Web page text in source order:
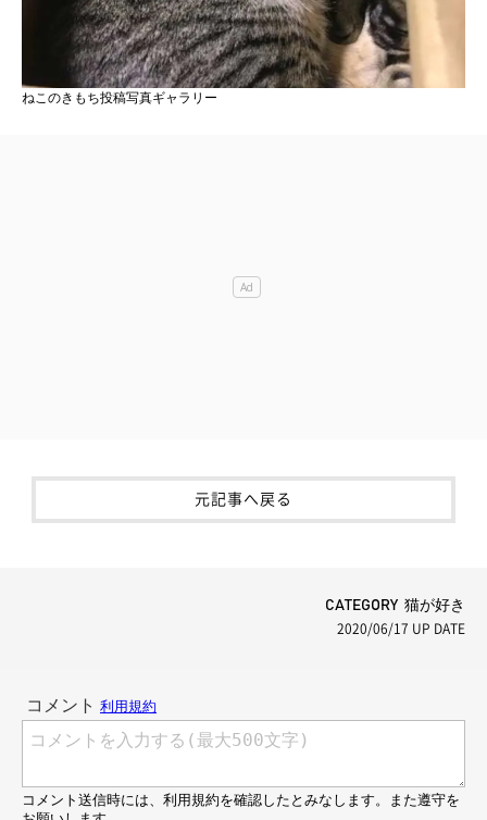
ねこのきもち投稿写真ギャラリー
元記事へ戻る
CATEGORY 猫が好き
2020/06/17 UP DATE